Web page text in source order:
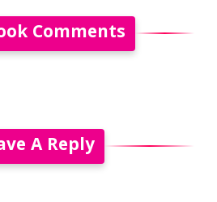
Comments
A Reply